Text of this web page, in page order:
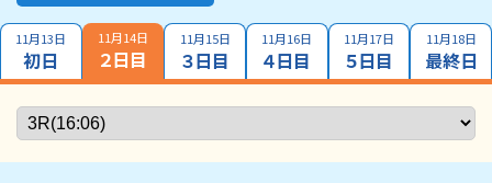
11月13日
初日
11月14日
２日目
11月15日
３日目
11月16日
４日目
11月17日
５日目
11月18日
最終日